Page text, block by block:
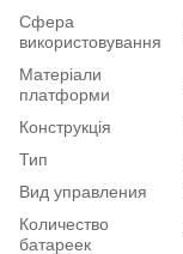
Сфера
використовування
Матеріали
платформи
Конструкція
Тип
Вид управления
Количество
батареек